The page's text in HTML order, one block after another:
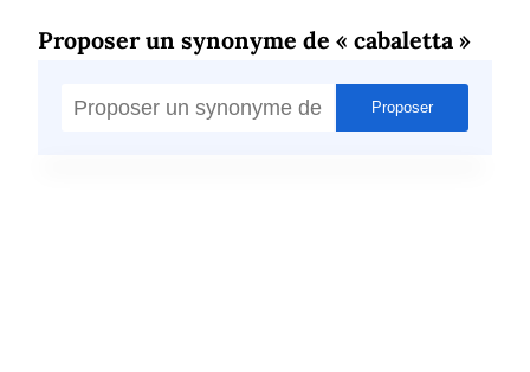
Proposer un synonyme de « cabaletta »